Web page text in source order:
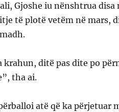
Gjoshe iu nënshtrua
të plotë vetëm në mars,
krahun, ditë pas dite po
tha ai.
atë që ka përjetuar